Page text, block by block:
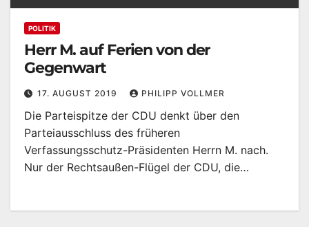
POLITIK
Herr M. auf Ferien von der
Gegenwart
17. AUGUST 2019 PHILIPP VOLLMER
Die Parteispitze der CDU denkt über den
Parteiausschluss des früheren
Verfassungsschutz-Präsidenten Herrn M. nach.
Nur der Rechtsaußen-Flügel der CDU, die…